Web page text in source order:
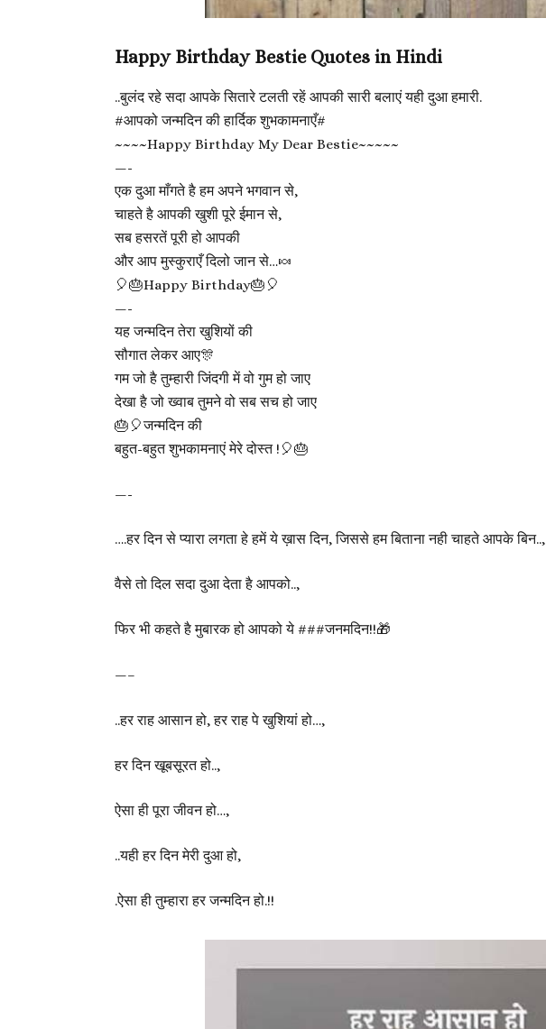
Happy Birthday Bestie Quotes in Hindi
..बुलंद रहे सदा आपके सितारे टलती रहें आपकी सारी बलाएं यही दुआ हमारी.
#आपको जन्मदिन की हार्दिक शुभकामनाएँ#
~~~~Happy Birthday My Dear Bestie~~~~~
—-
एक दुआ माँगते है हम अपने भगवान से,
चाहते है आपकी खुशी पूरे ईमान से,
सब हसरतें पूरी हो आपकी
और आप मुस्कुराएँ दिलो जान से…🍬
🎈🎂Happy Birthday🎂🎈
—-
यह जन्मदिन तेरा खुशियों की
सौगात लेकर आए🎊
गम जो है तुम्हारी जिंदगी में वो गुम हो जाए
देखा है जो ख्वाब तुमने वो सब सच हो जाए
🎂🎈जन्मदिन की
बहुत-बहुत शुभकामनाएं मेरे दोस्त !🎈🎂
—-
….हर दिन से प्यारा लगता हे हमें ये ख़ास दिन, जिससे हम बिताना नही चाहते आपके बिन..,
वैसे तो दिल सदा दुआ देता है आपको..,
फिर भी कहते है मुबारक हो आपको ये ###जनमदिन!!🎁
—–
..हर राह आसान हो, हर राह पे खुशियां हो…,
हर दिन खूबसूरत हो..,
ऐसा ही पूरा जीवन हो…,
..यही हर दिन मेरी दुआ हो,
.ऐसा ही तुम्हारा हर जन्मदिन हो.!!